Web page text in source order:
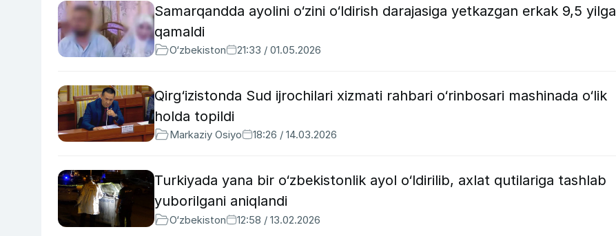
Samarqandda ayolini o‘zini o‘ldirish darajasiga yetkazgan erkak 9,5 yilga
qamaldi
O‘zbekiston 21:33 / 01.05.2026
Qirg‘izistonda Sud ijrochilari xizmati rahbari o‘rinbosari mashinada o‘lik
holda topildi
Markaziy Osiyo 18:26 / 14.03.2026
Turkiyada yana bir o‘zbekistonlik ayol o‘ldirilib, axlat qutilariga tashlab
yuborilgani aniqlandi
O‘zbekiston 12:58 / 13.02.2026